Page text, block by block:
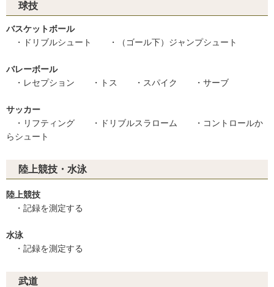
球技
バスケットボール
・ドリブルシュート ・（ゴール下）ジャンプシュート
バレーボール
・レセプション ・トス ・スパイク ・サーブ
サッカー
・リフティング ・ドリブルスラローム ・コントロールか
らシュート
陸上競技・水泳
陸上競技
・記録を測定する
水泳
・記録を測定する
武道